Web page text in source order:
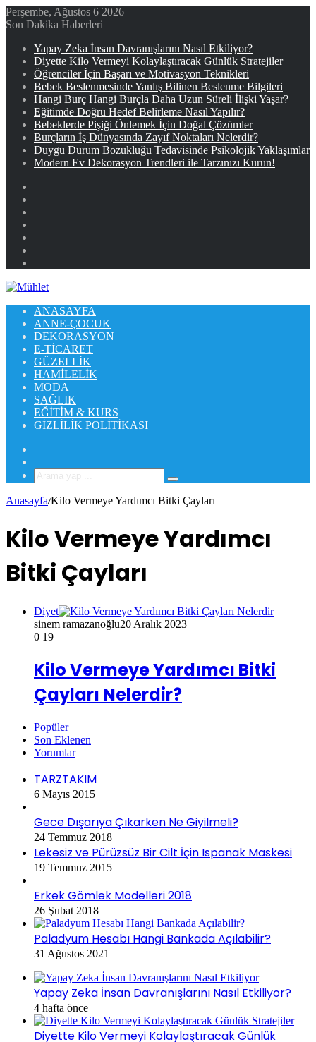
Perşembe, Ağustos 6 2026
Son Dakika Haberleri
Yapay Zeka İnsan Davranışlarını Nasıl Etkiliyor?
Diyette Kilo Vermeyi Kolaylaştıracak Günlük Stratejiler
Öğrenciler İçin Başarı ve Motivasyon Teknikleri
Bebek Beslenmesinde Yanlış Bilinen Beslenme Bilgileri
Hangi Burç Hangi Burçla Daha Uzun Süreli İlişki Yaşar?
Eğitimde Doğru Hedef Belirleme Nasıl Yapılır?
Bebeklerde Pişiği Önlemek İçin Doğal Çözümler
Burçların İş Dünyasında Zayıf Noktaları Nelerdir?
Duygu Durum Bozukluğu Tedavisinde Psikolojik Yaklaşımlar
Modern Ev Dekorasyon Trendleri ile Tarzınızı Kurun!
ANASAYFA
ANNE-ÇOCUK
DEKORASYON
E-TICARET
GÜZELLIK
HAMILELIK
MODA
SAĞLIK
EĞITIM & KURS
GIZLILIK POLITIKASI
Arama
yap
...
Anasayfa/Kilo Vermeye Yardımcı Bitki Çayları
Kilo Vermeye Yardımcı
Bitki Çayları
Diyet
sinem ramazanoğlu20 Aralık 2023
0 19
Kilo Vermeye Yardımcı Bitki
Çayları Nelerdir?
Popüler
Son Eklenen
Yorumlar
TARZTAKIM
6 Mayıs 2015
Gece Dışarıya Çıkarken Ne Giyilmeli?
24 Temmuz 2018
Lekesiz ve Pürüzsüz Bir Cilt İçin Ispanak Maskesi
19 Temmuz 2015
Erkek Gömlek Modelleri 2018
26 Şubat 2018
Paladyum Hesabı Hangi Bankada Açılabilir?
31 Ağustos 2021
Yapay Zeka İnsan Davranışlarını Nasıl Etkiliyor?
4 hafta önce
Diyette Kilo Vermeyi Kolaylaştıracak Günlük